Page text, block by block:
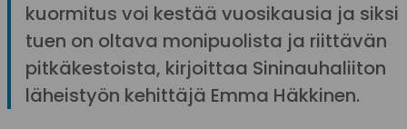
kuormitus voi kestää vuosikausia ja siksi
tuen on oltava monipuolista ja riittävän
pitkäkestoista, kirjoittaa Sininauhaliiton
läheistyön kehittäjä Emma Häkkinen.